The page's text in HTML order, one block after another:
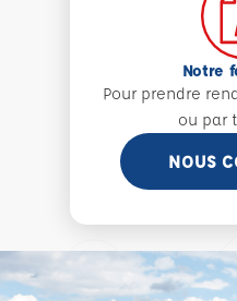
Notre
Pour prendre
ou par
NOUS